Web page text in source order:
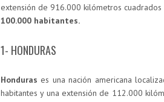
extensión de 916.000 kilómetros
100.000 habitantes.
1- HONDURAS
Honduras es una nación americana
habitantes y una extensión de 112.000